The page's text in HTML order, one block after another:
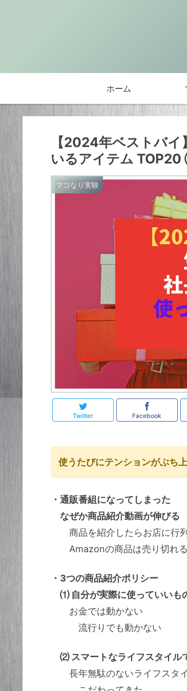
ホーム
【2024年ベストバ
いるアイテム
マコなり実験
Twitter Facebook
使うたびにテンションがぶち
・通販番組になってしまった
なぜか商品紹介動画が伸びる
商品を紹介したらお店に行
Amazonの商品は売り切れる
・3つの商品紹介ポリシー
⑴ 自分が実際に使っていいも
お金では動かない
流行りでも動かない
⑵ スマートなライフスタイル
長年無駄のないライフスタ